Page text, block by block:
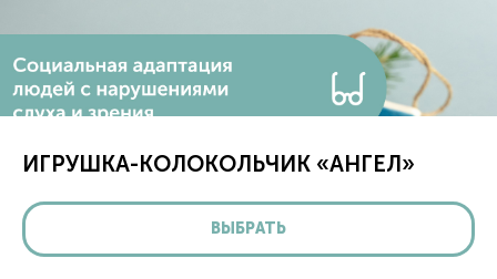
ИГРУШКА-КОЛОКОЛЬЧИК «АНГЕЛ»
ВЫБРАТЬ